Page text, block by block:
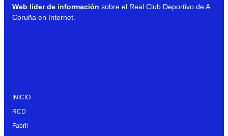
Web líder de información sobre el Real Club Deportivo de A
Coruña en Internet.
INICIO
RCD
Fabril